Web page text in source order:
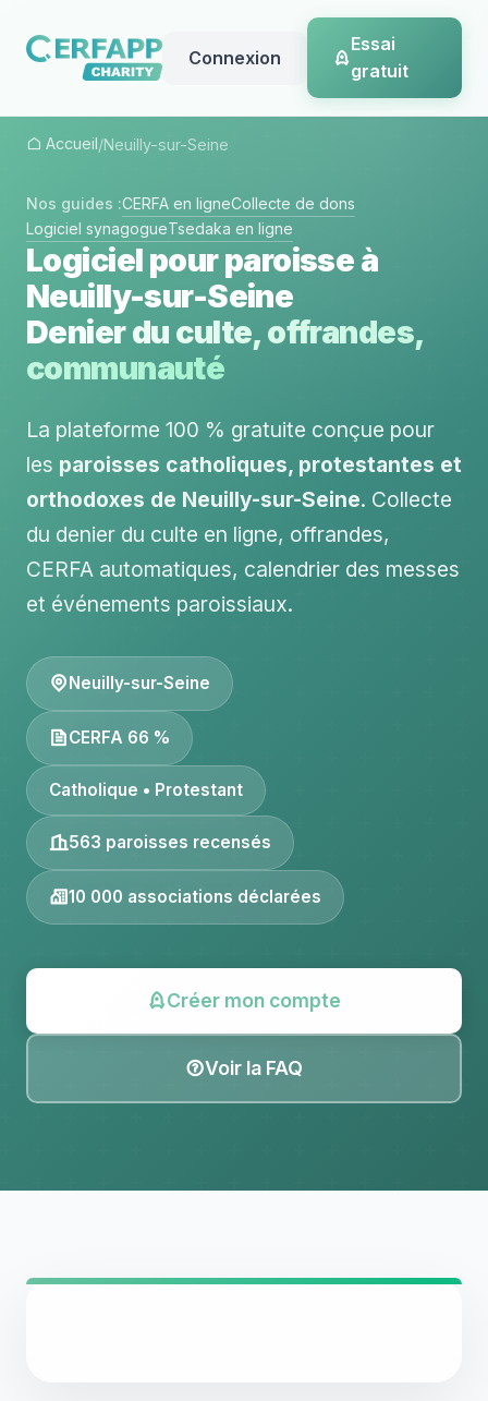
Connexion
Essai
gratuit
Accueil/Neuilly-sur-Seine
Nos guides :CERFA en ligneCollecte de dons
Logiciel synagogueTsedaka en ligne
Logiciel pour paroisse à
Neuilly-sur-Seine
Denier du culte, offrandes,
communauté
La plateforme 100 % gratuite conçue pour
les paroisses catholiques, protestantes et
orthodoxes de Neuilly-sur-Seine. Collecte
du denier du culte en ligne, offrandes,
CERFA automatiques, calendrier des messes
et événements paroissiaux.
Neuilly-sur-Seine
CERFA 66 %
Catholique • Protestant
563 paroisses recensés
10 000 associations déclarées
Créer mon compte
Voir la FAQ